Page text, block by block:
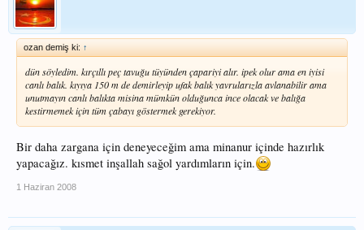
ozan demiş ki: ↑
dün söyledim. kırçıllı peç tavuğu tüyünden çapariyi alır. ipek olur ama en iyisi
canlı balık. kıyıya 150 m de demirleyip ufak balık yavrularızla avlanabilir ama
unutmayın canlı balıkta misina mümkün olduğunca ince olacak ve balığa
kestirmemek için tüm çabayı göstermek gerekiyor.
Bir daha zargana için deneyeceğim ama minanur içinde hazırlık
yapacağız. kısmet inşallah sağol yardımların için.
1 Haziran 2008